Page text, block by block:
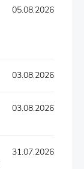
05.08.2026
03.08.2026
03.08.2026
31.07.2026